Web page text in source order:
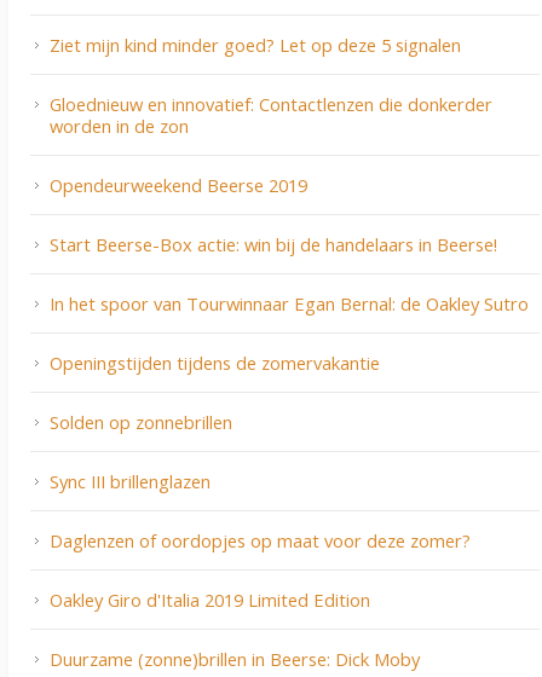
Ziet mijn kind minder goed? Let op deze 5 signalen
Gloednieuw en innovatief: Contactlenzen die donkerder
worden in de zon
Opendeurweekend Beerse 2019
Start Beerse-Box actie: win bij de handelaars in Beerse!
In het spoor van Tourwinnaar Egan Bernal: de Oakley Sutro
Openingstijden tijdens de zomervakantie
Solden op zonnebrillen
Sync III brillenglazen
Daglenzen of oordopjes op maat voor deze zomer?
Oakley Giro d'Italia 2019 Limited Edition
Duurzame (zonne)brillen in Beerse: Dick Moby